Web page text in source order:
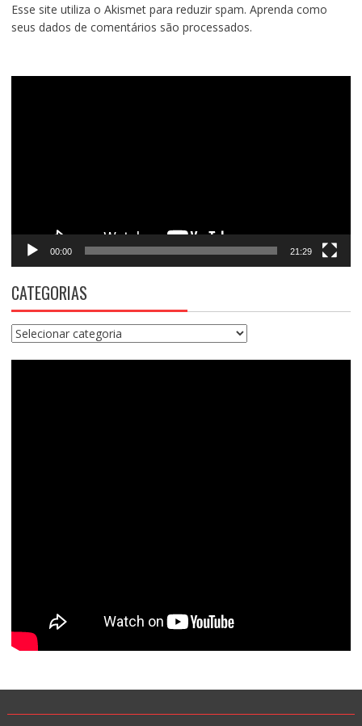
Esse site utiliza o Akismet para reduzir spam. Aprenda como
seus dados de comentários são processados.
00:00 21:29
CATEGORIAS
Categorias